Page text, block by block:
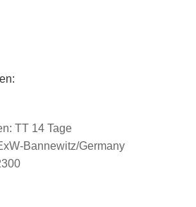
TT 14 Tage
Bannewitz/Germany